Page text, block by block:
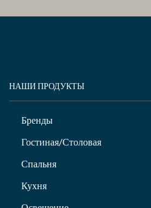
НАШИ ПРОДУКТЫ
Бренды
Гостиная/Столовая
Спальня
Кухня